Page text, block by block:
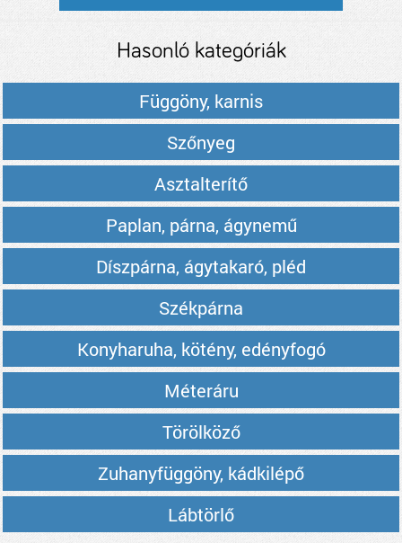
Hasonló kategóriák
Függöny, karnis
Szőnyeg
Asztalterítő
Paplan, párna, ágynemű
Díszpárna, ágytakaró, pléd
Székpárna
Konyharuha, kötény, edényfogó
Méteráru
Törölköző
Zuhanyfüggöny, kádkilépő
Lábtörlő